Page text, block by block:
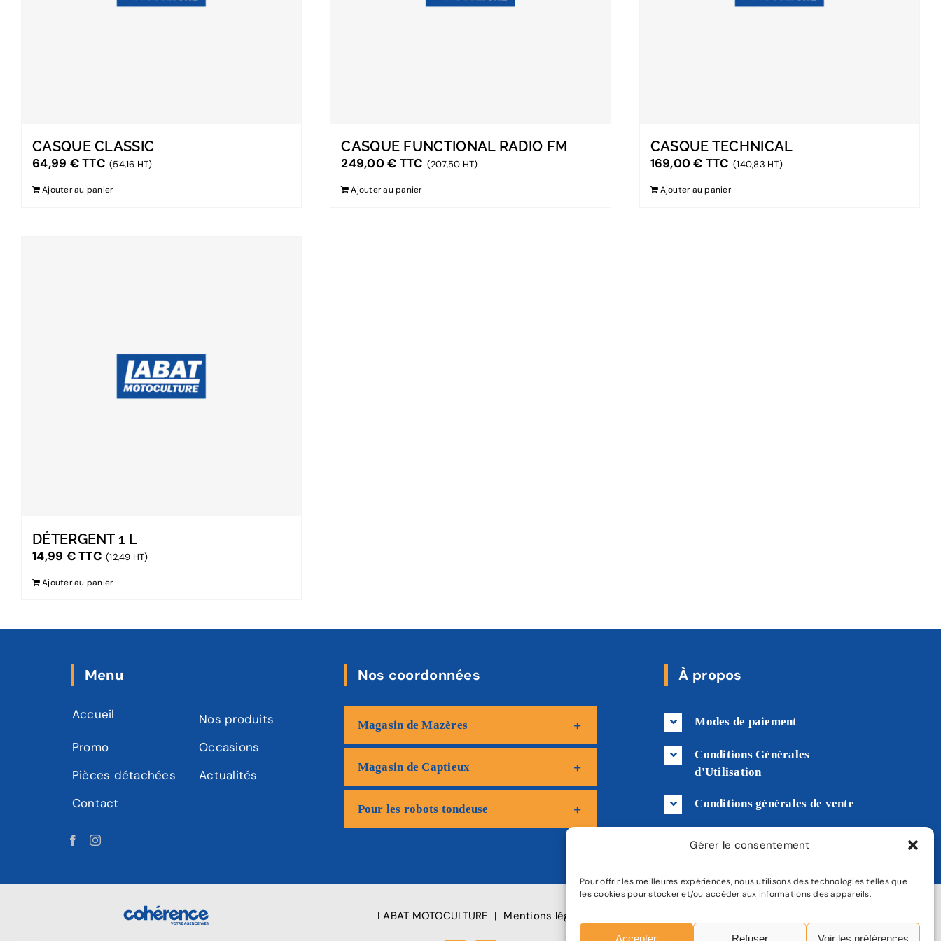
Gérer le consentement
Pour offrir les meilleures expériences, nous utilisons des technologies telles que
les cookies pour stocker et/ou accéder aux informations des appareils.
Accepter Refuser Voir les préférences
CASQUE CLASSIC
64,99 €TTC (54,16 HT)
Ajouter au panier
CASQUE FUNCTIONAL RADIO FM
249,00€ TTC (207,50 HT)
Ajouter au panier
CASQUE TECHNICAL
169,00€ TTC (140,83 HT)
Ajouter au panier
DÉTERGENT 1 L
14,99 €TTC (12,49 HT)
Ajouter au panier
Menu
Accueil
Nos produits
Promo
Occasions
Pièces détachées
Actualités
Contact
Nos coordonnées
Magasin de Mazères
Magasin de Captieux
Pour les robots tondeuse
À propos
Modes de paiement
Conditions Générales
d'Utilisation
Conditions générales de vente
LABAT MOTOCULTURE | Mentions légales